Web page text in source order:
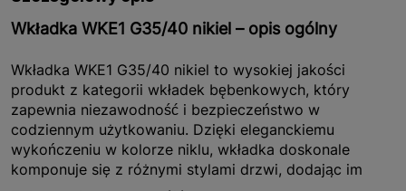
Wkładka WKE1 G35/40 nikiel – opis ogólny
Wkładka WKE1 G35/40 nikiel to wysokiej jakości
produkt z kategorii wkładek bębenkowych, który
zapewnia niezawodność i bezpieczeństwo w
codziennym użytkowaniu. Dzięki eleganckiemu
wykończeniu w kolorze niklu, wkładka doskonale
komponuje się z różnymi stylami drzwi, dodając im